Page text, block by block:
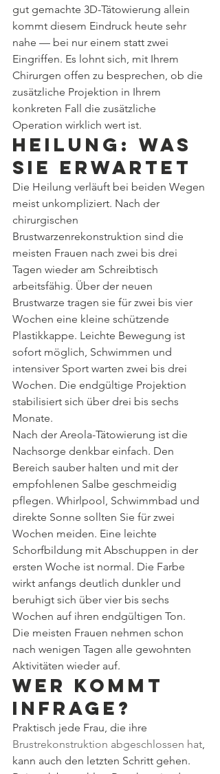
gut gemachte 3D-Tätowierung allein
kommt diesem Eindruck heute sehr
nahe — bei nur einem statt zwei
Eingriffen. Es lohnt sich, mit Ihrem
Chirurgen offen zu besprechen, ob die
zusätzliche Projektion in Ihrem
konkreten Fall die zusätzliche
Operation wirklich wert ist.
Heilung: was
Sie erwartet
Die Heilung verläuft bei beiden Wegen
meist unkompliziert. Nach der
chirurgischen
Brustwarzenrekonstruktion sind die
meisten Frauen nach zwei bis drei
Tagen wieder am Schreibtisch
arbeitsfähig. Über der neuen
Brustwarze tragen sie für zwei bis vier
Wochen eine kleine schützende
Plastikkappe. Leichte Bewegung ist
sofort möglich, Schwimmen und
intensiver Sport warten zwei bis drei
Wochen. Die endgültige Projektion
stabilisiert sich über drei bis sechs
Monate.
Nach der Areola-Tätowierung ist die
Nachsorge denkbar einfach. Den
Bereich sauber halten und mit der
empfohlenen Salbe geschmeidig
pflegen. Whirlpool, Schwimmbad und
direkte Sonne sollten Sie für zwei
Wochen meiden. Eine leichte
Schorfbildung mit Abschuppen in der
ersten Woche ist normal. Die Farbe
wirkt anfangs deutlich dunkler und
beruhigt sich über vier bis sechs
Wochen auf ihren endgültigen Ton.
Die meisten Frauen nehmen schon
nach wenigen Tagen alle gewohnten
Aktivitäten wieder auf.
Wer kommt
infrage?
Praktisch jede Frau, die ihre
Brustrekonstruktion abgeschlossen hat,
kann auch den letzten Schritt gehen.